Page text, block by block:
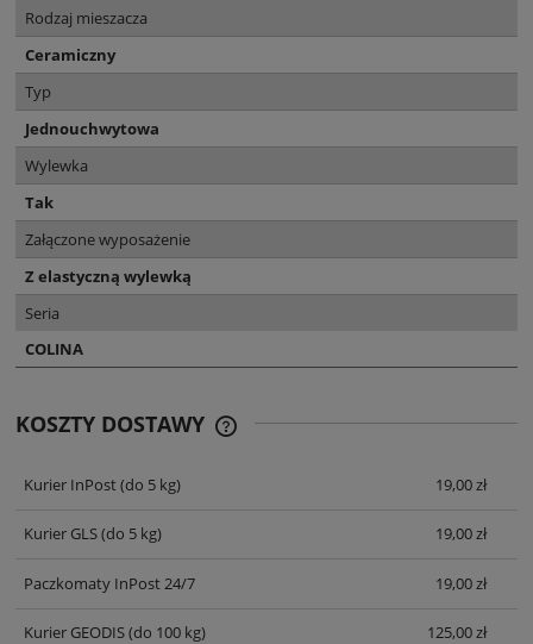
Rodzaj mieszacza
Ceramiczny
Typ
Jednouchwytowa
Wylewka
Tak
Załączone wyposażenie
Z elastyczną wylewką
Seria
COLINA
KOSZTY DOSTAWY
Kurier InPost(do 5 kg) 19,00 zł
Kurier GLS(do 5 kg) 19,00 zł
Paczkomaty InPost 24/7 19,00 zł
Kurier GEODIS(do 100 kg) 125,00 zł